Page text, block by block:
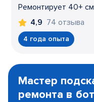
Ремонтирует 40+
4,9 74 отзыва
4 года опыта
1
Мастер
ремонта в